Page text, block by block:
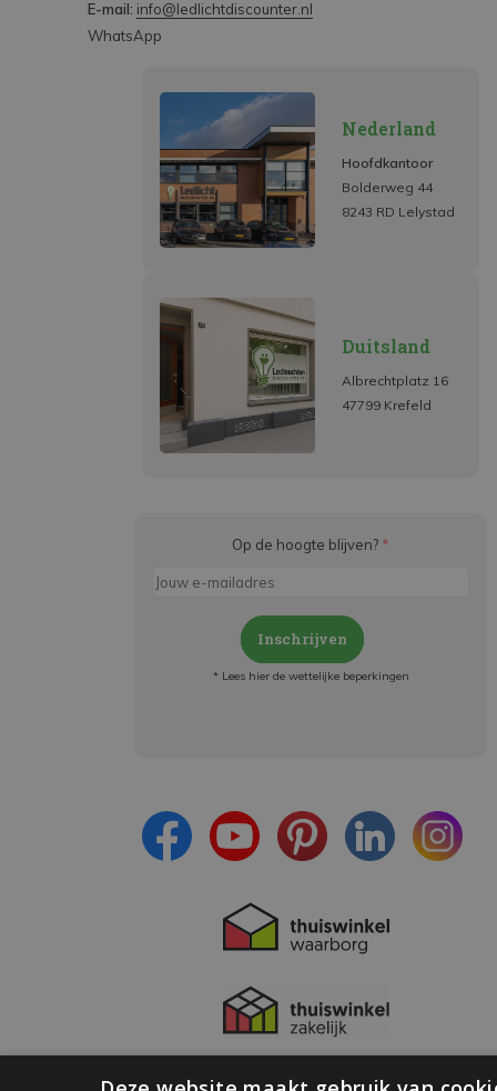
E-mail: info@ledlichtdiscounter.nl
WhatsApp
Nederland
Hoofdkantoor
Bolderweg 44
8243 RD Lelystad
Duitsland
Albrechtplatz 16
47799 Krefeld
Op de hoogte blijven? *
Inschrijven
* Lees hier de wettelijke beperkingen